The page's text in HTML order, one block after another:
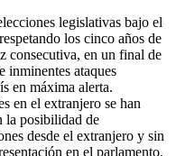
legislativas bajo el
los cinco años de
consecutiva, en un final de
inminentes ataques
en máxima alerta.
en el extranjero se han
la posibilidad de
desde el extranjero y sin
en el parlamento,